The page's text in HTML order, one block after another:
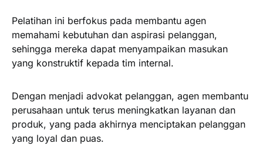
Pelatihan ini berfokus pada membantu agen
memahami kebutuhan dan aspirasi pelanggan,
sehingga mereka dapat menyampaikan masukan
yang konstruktif kepada tim internal.
Dengan menjadi advokat pelanggan, agen membantu
perusahaan untuk terus meningkatkan layanan dan
produk, yang pada akhirnya menciptakan pelanggan
yang loyal dan puas.